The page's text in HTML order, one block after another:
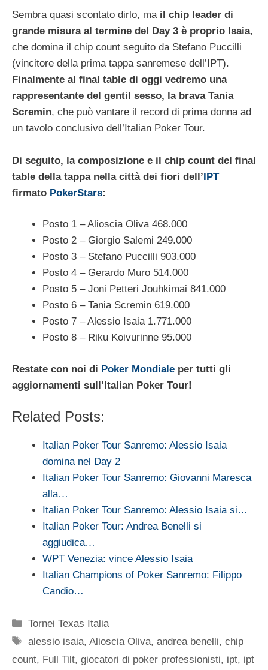
Sembra quasi scontato dirlo, ma il chip leader di
grande misura al termine del Day 3 è proprio Isaia,
che domina il chip count seguito da Stefano Puccilli
(vincitore della prima tappa sanremese dell’IPT).
Finalmente al final table di oggi vedremo una
rappresentante del gentil sesso, la brava Tania
Scremin, che può vantare il record di prima donna ad
un tavolo conclusivo dell’Italian Poker Tour.
Di seguito, la composizione e il chip count del final
table della tappa nella città dei fiori dell’IPT
firmato PokerStars:
Posto 1 – Alioscia Oliva 468.000
Posto 2 – Giorgio Salemi 249.000
Posto 3 – Stefano Puccilli 903.000
Posto 4 – Gerardo Muro 514.000
Posto 5 – Joni Petteri Jouhkimai 841.000
Posto 6 – Tania Scremin 619.000
Posto 7 – Alessio Isaia 1.771.000
Posto 8 – Riku Koivurinne 95.000
Restate con noi di Poker Mondiale per tutti gli
aggiornamenti sull’Italian Poker Tour!
Related Posts:
Italian Poker Tour Sanremo: Alessio Isaia
domina nel Day 2
Italian Poker Tour Sanremo: Giovanni Maresca
alla…
Italian Poker Tour Sanremo: Alessio Isaia si…
Italian Poker Tour: Andrea Benelli si
aggiudica…
WPT Venezia: vince Alessio Isaia
Italian Champions of Poker Sanremo: Filippo
Candio…
Categorie
Tornei Texas Italia
Tag
alessio isaia,Alioscia Oliva,andrea benelli,chip
count, Full Tilt, giocatori di poker professionisti, ipt, ipt